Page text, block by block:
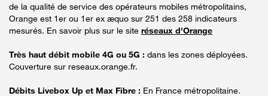
de la qualité de service des opérateurs mobiles métropolitains,
Orange est 1er ou 1er ex æquo sur 251 des 258 indicateurs
mesurés. En savoir plus sur le site réseaux d'Orange
Très haut débit mobile 4G ou 5G : dans les zones déployées.
Couverture sur reseaux.orange.fr.
Débits Livebox Up et Max Fibre : En France métropolitaine.